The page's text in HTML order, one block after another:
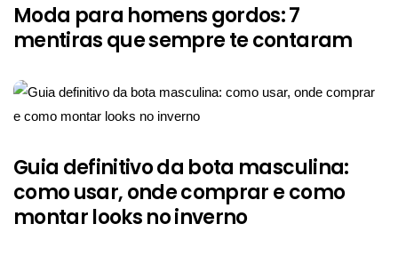
Moda para homens gordos: 7
mentiras que sempre te contaram
Guia definitivo da bota masculina:
como usar, onde comprar e como
montar looks no inverno